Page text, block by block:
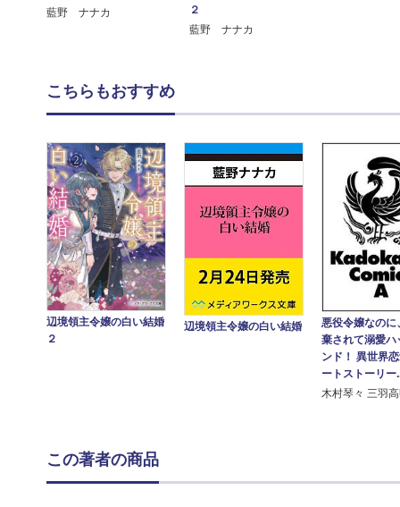
藍野 ナナカ
２
藍野 ナナカ
こちらもおすすめ
辺境領主令嬢の白い結婚
２
辺境領主令嬢の白い結婚
悪役令嬢なのに
棄されて溺愛ハ
ンド！ 異世界
ートストーリー
木村琴々 三羽高
この著者の商品